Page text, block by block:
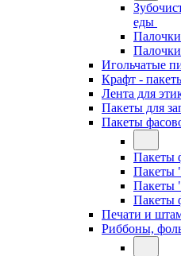
еды
Игольчатые
Крафт -
Лента для
Пакеты для
Пакеты
Пакеты
Пакеты
Пакеты
Пакеты
Печати и
Риббоны,